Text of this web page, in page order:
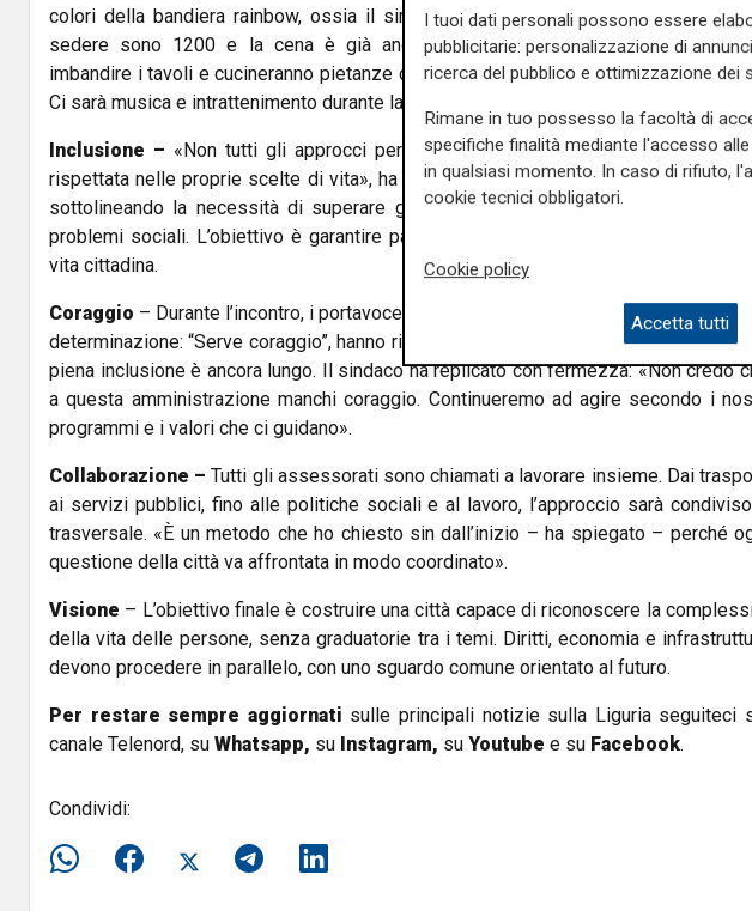
colori della bandiera rainbow, ossia il simbolo del movimento LGBTQIA+. I
sedere sono 1200 e la cena è già andata sold out. I partecipanti
imbandire i tavoli e cucineranno pietanze colorate in base al colore del proprio
Ci sarà musica e intrattenimento durante la serata.
Inclusione – «Non tutti gli approcci permettono a ogni persona di essere
rispettata nelle proprie scelte di vita», ha dichiarato la sindaca di Genova Silvia
sottolineando la necessità di superare gli schemi che escludono o
problemi sociali. L’obiettivo è garantire pari dignità e attenzione a ogni ambito
vita cittadina.
Coraggio – Durante l’incontro, i portavoce della comunità LGBTQIA+ hanno chiesto
determinazione: “Serve coraggio”, hanno ribadito, ricordando che il percorso verso
piena inclusione è ancora lungo. Il sindaco ha replicato con fermezza: «Non credo
a questa amministrazione manchi coraggio. Continueremo ad agire secondo i
programmi e i valori che ci guidano».
Collaborazione – Tutti gli assessorati sono chiamati a lavorare insieme. Dai
ai servizi pubblici, fino alle politiche sociali e al lavoro, l’approccio sarà
trasversale. «È un metodo che ho chiesto sin dall’inizio – ha spiegato – perché
questione della città va affrontata in modo coordinato».
Visione – L’obiettivo finale è costruire una città capace di riconoscere la
della vita delle persone, senza graduatorie tra i temi. Diritti, economia e
devono procedere in parallelo, con uno sguardo comune orientato al futuro.
Per restare sempre aggiornati sulle principali notizie sulla Liguria seguiteci
canale Telenord, su Whatsapp, su Instagram, su Youtube e su Facebook.
Condividi:
I tuoi dati personali possono essere
pubblicitarie: personalizzazione di
ricerca del pubblico e ottimizzazione dei
Rimane in tuo possesso la facoltà di
specifiche finalità mediante l'accesso
in qualsiasi momento. In caso di rifiuto,
cookie tecnici obbligatori.
Cookie policy
Accetta tutti